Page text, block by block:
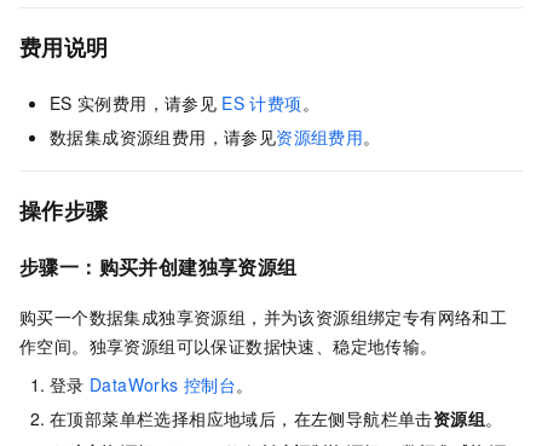
费用说明
ES 实例费用，请参见 ES 计费项。
数据集成资源组费用，请参见资源组费用。
操作步骤
步骤一：购买并创建独享资源组
购买一个数据集成独享资源组，并为该资源组绑定专有网络和工
作空间。独享资源组可以保证数据快速、稳定地传输。
登录 DataWorks 控制台。
在顶部菜单栏选择相应地域后，在左侧导航栏单击资源组。